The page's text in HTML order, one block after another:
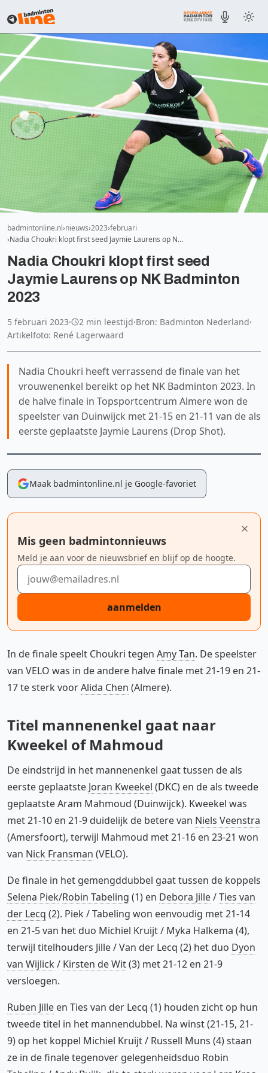
badmintonline.nl nieuws 2023 februari
Nadia Choukri klopt first seed Jaymie Laurens op N…
Nadia Choukri klopt first seed
Jaymie Laurens op NK Badminton
2023
5 februari 2023· 2 min leestijd·Bron: Badminton Nederland·
Artikelfoto: René Lagerwaard
Nadia Choukri heeft verrassend de finale van het
vrouwenenkel bereikt op het NK Badminton 2023. In
de halve finale in Topsportcentrum Almere won de
speelster van Duinwijck met 21-15 en 21-11 van de als
eerste geplaatste Jaymie Laurens (Drop Shot).
Maak badmintonline.nl je Google-favoriet
Mis geen badmintonnieuws
Meld je aan voor de nieuwsbrief en blijf op de hoogte.
E-mailadres
aanmelden
In de finale speelt Choukri tegen Amy Tan. De speelster
van VELO was in de andere halve finale met 21-19 en 21-
17 te sterk voorAlida Chen (Almere).
Titel mannenenkel gaat naar
Kweekel of Mahmoud
De eindstrijd in het mannenenkel gaat tussen de als
eerste geplaatste Joran Kweekel (DKC) en de als tweede
geplaatste Aram Mahmoud (Duinwijck). Kweekel was
met 21-10 en 21-9 duidelijk de betere van Niels Veenstra
(Amersfoort), terwijl Mahmoud met 21-16 en 23-21 won
van Nick Fransman (VELO).
De finale in het gemengddubbel gaat tussen de koppels
Selena Piek/Robin Tabeling (1) en Debora Jille/Ties van
der Lecq (2). Piek / Tabeling won eenvoudig met 21-14
en 21-5 van het duo Michiel Kruijt / Myka Halkema (4),
terwijl titelhouders Jille / Van der Lecq (2) het duo Dyon
van Wijlick/ Kirsten de Wit(3) met 21-12 en 21-9
versloegen.
Ruben Jille en Ties van der Lecq (1) houden zicht op hun
tweede titel in het mannendubbel. Na winst (21-15, 21-
9) op het koppel Michiel Kruijt / Russell Muns (4) staan
ze in de finale tegenover gelegenheidsduo Robin